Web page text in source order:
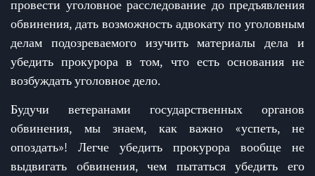
провести уголовное расследование до предъявления
обвинения, дать возможность адвокату по уголовным
делам подозреваемого изучить материалы дела и
убедить прокурора в том, что есть основания не
возбуждать уголовное дело.
Будучи ветеранами государственных органов
обвинения, мы знаем, как важно «успеть, не
опоздать»! Легче убедить прокурора вообще не
выдвигать обвинения, чем пытаться убедить его